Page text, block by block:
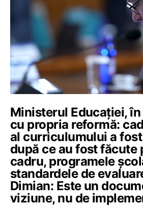
Ministerul Educației,
cu propria reformă:
al curriculumului a
după ce au fost făcute
cadru, programele
standardele de
Dimian: Este un
viziune, nu de